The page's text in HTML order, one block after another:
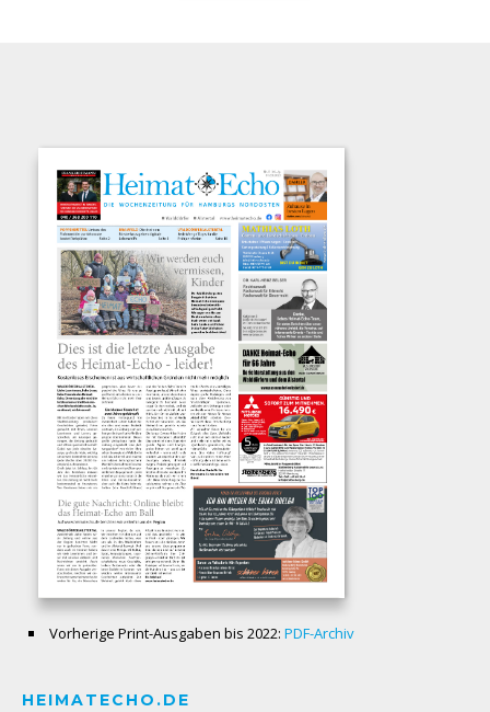
Vorherige Print-Ausgaben bis 2022: PDF-Archiv
HEIMATECHO.DE